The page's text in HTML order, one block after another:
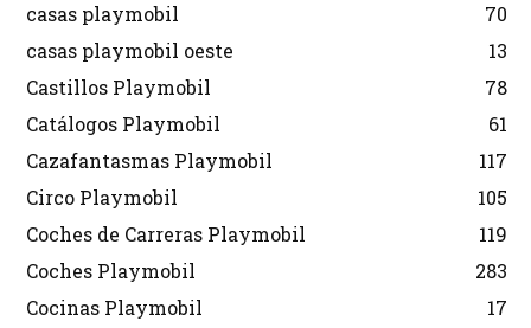
casas playmobil
70
casas playmobil oeste
13
Castillos Playmobil
78
Catálogos Playmobil
61
Cazafantasmas Playmobil
117
Circo Playmobil
105
Coches de Carreras Playmobil
119
Coches Playmobil
283
Cocinas Playmobil
17